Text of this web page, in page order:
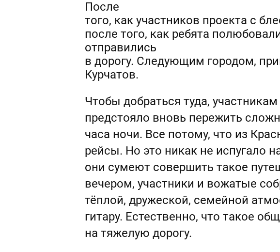
После
того, как участников проекта с
после того, как ребята
отправились
в дорогу. Следующим городом,
Курчатов.
Чтобы добраться туда,
предстояло вновь пережить
часа ночи. Все потому, что из
рейсы. Но это никак не испугало
они сумеют совершить такое
вечером, участники и вожатые
тёплой, дружеской, семейной
гитару. Естественно, что такое
на тяжелую дорогу.